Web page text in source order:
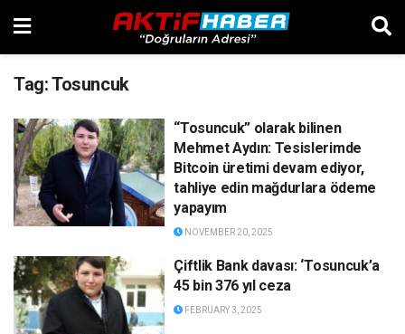
Tag:Tosuncuk
“Tosuncuk” olarak bilinen
Mehmet Aydın: Tesislerimde
Bitcoin üretimi devam ediyor,
tahliye edin mağdurlara ödeme
yapayım
NOVEMBER 20, 2025
Çiftlik Bank davası: ‘Tosuncuk’a
45 bin 376 yıl ceza
FEBRUARY 3, 2025